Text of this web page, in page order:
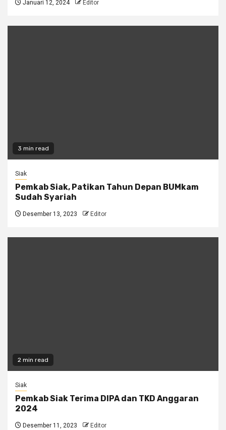
Januari 12, 2024 Editor
3 min read
Siak
Pemkab Siak, Patikan Tahun Depan BUMkam
Sudah Syariah
Desember 13, 2023 Editor
2 min read
Siak
Pemkab Siak Terima DIPA dan TKD Anggaran
2024
Desember 11, 2023 Editor